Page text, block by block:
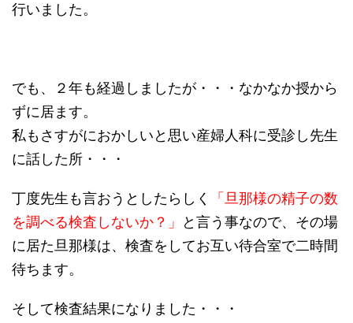
行いました。
でも、２年も経過しましたが・・・なかなか授から
ずに居ます。
私もさすがにおかしいと思い産婦人科に受診し先生
に話した所・・・
丁度先生も言おうとしたらしく
「旦那様の精子の数
を調べる検査しないか？」
と言う事なので、その場
に居た旦那様は、検査をしてお互い待合室で二時間
待ちます。
そして検査結果になりました・・・